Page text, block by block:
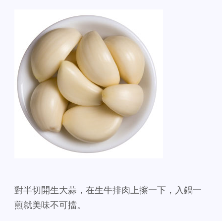
對半切開生大蒜，在生牛排肉上擦一下，入鍋一
煎就美味不可擋。